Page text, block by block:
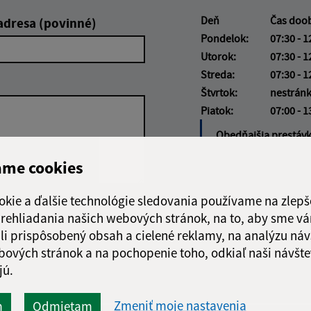
cookies
a ďalšie technológie sledovania používame na
našich webových stránok, na to, aby sme
prispôsobený obsah a cielené reklamy, na analýzu
stránok a na pochopenie toho, odkiaľ naši
Odmietam Zmeniť moje nastavenia
(povinné)
Google reCaptcha Response
Odoslať správu
Deň Čas
Pondelok:
07:30 -
Utorok:
07:30 -
Streda:
07:30 -
Štvrtok:
Piatok:
07:00 -
Obedňajšia